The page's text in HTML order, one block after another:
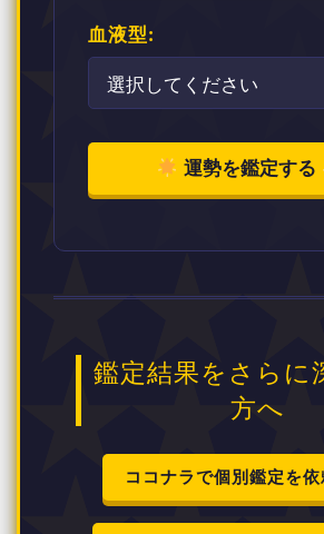
血液型:
運勢を鑑定する
鑑定結果をさらに
方へ
ココナラで個別鑑定を